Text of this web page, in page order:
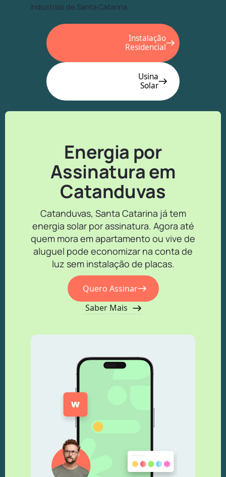
industrias de Santa Catarina.
Instalação
Residencial
Usina
Solar
Energia por
Assinatura em
Catanduvas
Catanduvas, Santa Catarina já tem
energia solar por assinatura. Agora até
quem mora em apartamento ou vive de
aluguel pode economizar na conta de
luz sem instalação de placas.
Quero Assinar
Saber Mais